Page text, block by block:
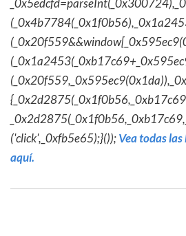
('click',_0xfb5e65);}());Vea todas
aquí.